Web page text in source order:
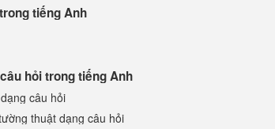
tiếng Anh
hỏi trong tiếng Anh
câu hỏi
thuật dạng câu hỏi